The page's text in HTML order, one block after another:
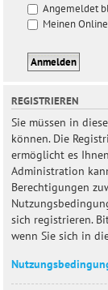
Angemeldet
Meinen
REGISTRIEREN
Sie müssen in
können. Die
ermöglicht es
Administration
Berechtigungen
sich registrieren.
wenn Sie sich in